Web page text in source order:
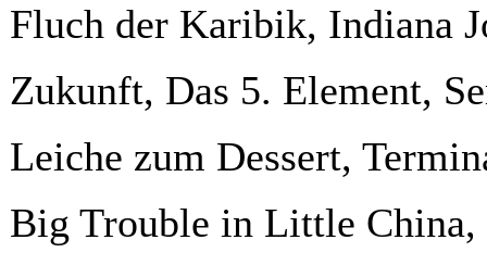
Fluch der Karibik, Indiana
Zukunft, Das 5. Element,
Leiche zum Dessert,
Big Trouble in Little China,